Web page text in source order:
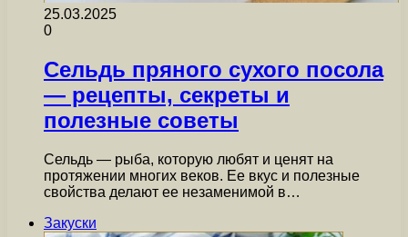
25.03.2025
0
Сельдь пряного сухого посола
— рецепты, секреты и
полезные советы
Сельдь — рыба, которую любят и ценят на
протяжении многих веков. Ее вкус и полезные
свойства делают ее незаменимой в…
Закуски